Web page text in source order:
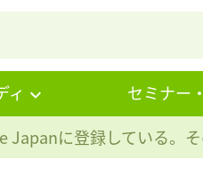
ィ セミナー
Japanに登録している。そ